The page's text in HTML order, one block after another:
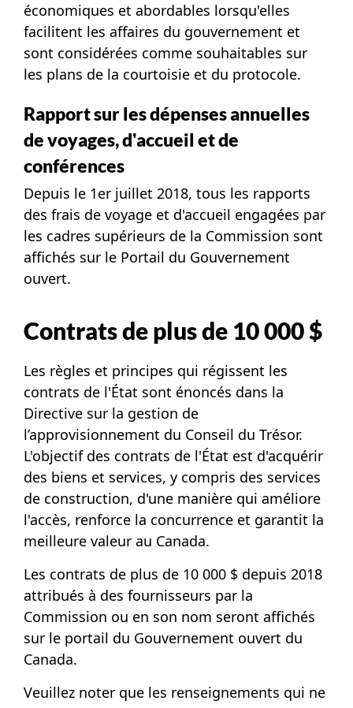
économiques et abordables lorsqu'elles
facilitent les affaires du gouvernement et
sont considérées comme souhaitables sur
les plans de la courtoisie et du protocole.
Rapport sur les dépenses annuelles
de voyages, d'accueil et de
conférences
Depuis le 1er juillet 2018, tous les rapports
des frais de voyage et d'accueil engagées par
les cadres supérieurs de la Commission sont
affichés sur le Portail du Gouvernement
ouvert.
Contrats de plus de 10 000 $
Les règles et principes qui régissent les
contrats de l'État sont énoncés dans la
Directive sur la gestion de
l’approvisionnement du Conseil du Trésor.
L'objectif des contrats de l'État est d'acquérir
des biens et services, y compris des services
de construction, d'une manière qui améliore
l'accès, renforce la concurrence et garantit la
meilleure valeur au Canada.
Les contrats de plus de 10 000 $ depuis 2018
attribués à des fournisseurs par la
Commission ou en son nom seront affichés
sur le portail du Gouvernement ouvert du
Canada.
Veuillez noter que les renseignements qui ne